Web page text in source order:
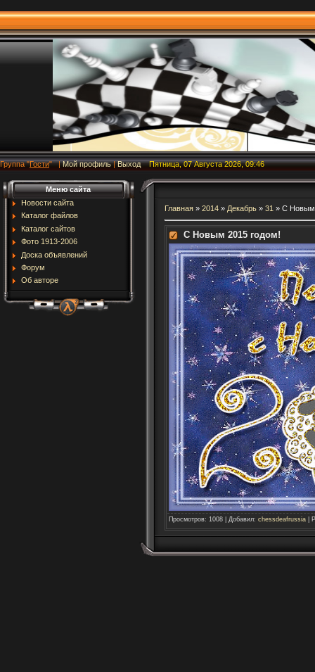
Группа"Гости" |Мой профиль |Выход Пятница, 07 Августа 2026, 09:46
Меню сайта
Новости сайта
Каталог файлов
Каталог сайтов
Фото 1913-2006
Доска объявлений
Форум
Об авторе
Главная » 2014 » Декабрь » 31 » С Новым
С Новым 2015 годом!
Просмотров: 1008 Добавил: chessdeafrussia